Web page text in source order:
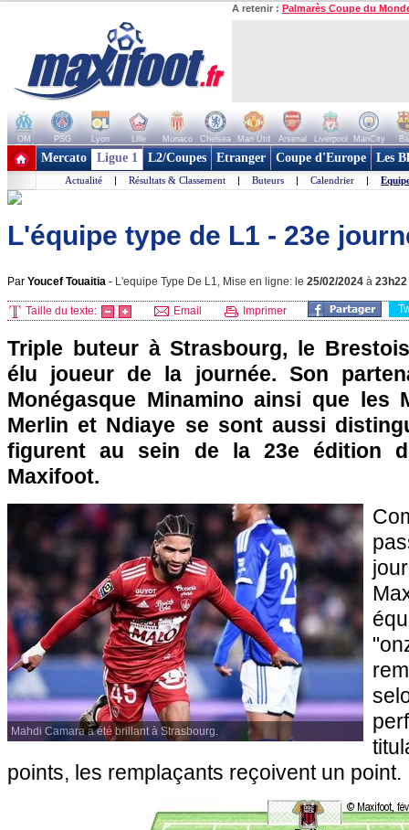
A retenir : Palmarès Coupe du
OM PSG Lyon Lille Monaco Chelsea Man Utd Arsenal Liverpool ManCity
+ de clubs
Mercato Ligue 1 L2/Coupes Etranger Coupe d'Europe Les
Actualité | Résultats & Classement | Buteurs | Calendrier |
L'équipe type de L1 - 23e
Par Youcef Touaitia - L'equipe Type De L1, Mise en ligne: le 25/02/2024 à 23h22
Taille du texte: Email Imprimer
Triple buteur à Strasbourg, le
élu joueur de la journée. Son
Monégasque Minamino ainsi que les
Merlin et Ndiaye se sont aussi
figurent au sein de la 23e édition
Maxifoot.
Mahdi Camara a été brillant à Strasbourg.
points, les remplaçants reçoivent un point.